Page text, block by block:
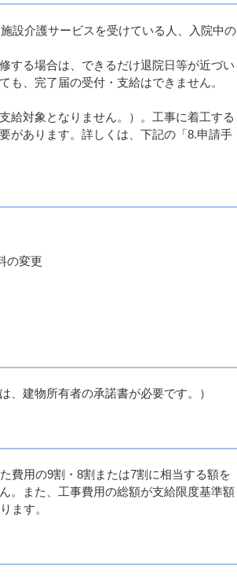
設介護サービスを受けている人、入院中の
する場合は、できるだけ退院日等が近づい
、完了届の受付・支給はできません。
給対象となりません。）。工事に着工する
があります。詳しくは、下記の「8.申請手
の変更
建物所有者の承諾書が必要です。）
費用の9割・8割または7割に相当する額を
。また、工事費用の総額が支給限度基準額
ます。